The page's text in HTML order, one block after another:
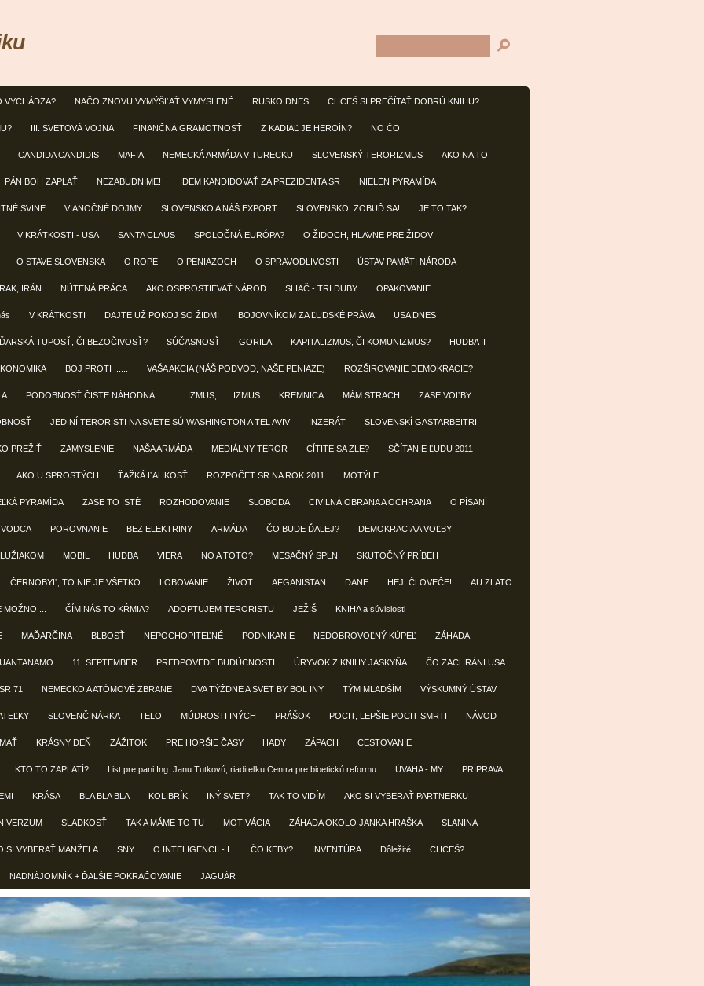
VYCHÁDZA? NAČO ZNOVU VYMÝŠĽAŤ VYMYSLENÉ RUSKO DNES CHCEŠ SI PREČÍTAŤ DOBRÚ KNIHU?
III. SVETOVÁ VOJNA FINANČNÁ GRAMOTNOSŤ Z KADIAĽ JE HEROÍN? NO ČO
CANDIDA CANDIDIS MAFIA NEMECKÁ ARMÁDA V TURECKU SLOVENSKÝ TERORIZMUS AKO NA TO
PÁN BOH ZAPLAŤ NEZABUDNIME! IDEM KANDIDOVAŤ ZA PREZIDENTA SR NIELEN PYRAMÍDA
SVINE VIANOČNÉ DOJMY SLOVENSKO A NÁŠ EXPORT SLOVENSKO, ZOBUĎ SA! JE TO TAK?
V KRÁTKOSTI - USA SANTA CLAUS SPOLOČNÁ EURÓPA? O ŽIDOCH, HLAVNE PRE ŽIDOV
O STAVE SLOVENSKA O ROPE O PENIAZOCH O SPRAVODLIVOSTI ÚSTAV PAMÄTI NÁRODA
IRÁN NÚTENÁ PRÁCA AKO OSPROSTIEVAŤ NÁROD SLIAČ - TRI DUBY OPAKOVANIE
V KRÁTKOSTI DAJTE UŽ POKOJ SO ŽIDMI BOJOVNÍKOM ZA ĽUDSKÉ PRÁVA USA DNES
TUPOSŤ, ČI BEZOČIVOSŤ? SÚČASNOSŤ GORILA KAPITALIZMUS, ČI KOMUNIZMUS? HUDBA II
BOJ PROTI ...... VAŠA AKCIA (NÁŠ PODVOD, NAŠE PENIAZE) ROZŠIROVANIE DEMOKRACIE?
PODOBNOSŤ ČISTE NÁHODNÁ ......IZMUS, ......IZMUS KREMNICA MÁM STRACH ZASE VOĽBY
JEDINÍ TERORISTI NA SVETE SÚ WASHINGTON A TEL AVIV INZERÁT SLOVENSKÍ GASTARBEITRI
PREŽIŤ ZAMYSLENIE NAŠA ARMÁDA MEDIÁLNY TEROR CÍTITE SA ZLE? SČÍTANIE ĽUDU 2011
AKO U SPROSTÝCH ŤAŽKÁ ĽAHKOSŤ ROZPOČET SR NA ROK 2011 MOTÝLE
PYRAMÍDA ZASE TO ISTÉ ROZHODOVANIE SLOBODA CIVILNÁ OBRANA A OCHRANA O PÍSANÍ
POROVNANIE BEZ ELEKTRINY ARMÁDA ČO BUDE ĎALEJ? DEMOKRACIA A VOĽBY
MOBIL HUDBA VIERA NO A TOTO? MESAČNÝ SPLN SKUTOČNÝ PRÍBEH
ČERNOBYĽ, TO NIE JE VŠETKO LOBOVANIE ŽIVOT AFGANISTAN DANE HEJ, ČLOVEČE! AU ZLATO
MOŽNO ... ČÍM NÁS TO KŔMIA? ADOPTUJEM TERORISTU JEŽIŠ KNIHA a súvislosti
MAĎARČINA BLBOSŤ NEPOCHOPITEĽNÉ PODNIKANIE NEDOBROVOĽNÝ KÚPEĽ ZÁHADA
11. SEPTEMBER PREDPOVEDE BUDÚCNOSTI ÚRYVOK Z KNIHY JASKYŇA ČO ZACHRÁNI USA
SR 71 NEMECKO A ATÓMOVÉ ZBRANE DVA TÝŽDNE A SVET BY BOL INÝ TÝM MLADŠÍM VÝSKUMNÝ ÚSTAV
SLOVENČINÁRKA TELO MÚDROSTI INÝCH PRÁŠOK POCIT, LEPŠIE POCIT SMRTI NÁVOD
KRÁSNY DEŇ ZÁŽITOK PRE HORŠIE ČASY HADY ZÁPACH CESTOVANIE
KTO TO ZAPLATÍ? List pre pani Ing. Janu Tutkovú, riaditeľku Centra pre bioetickú reformu ÚVAHA - MY PRÍPRAVA
KRÁSA BLA BLA BLA KOLIBRÍK INÝ SVET? TAK TO VIDÍM AKO SI VYBERAŤ PARTNERKU
SLADKOSŤ TAK A MÁME TO TU MOTIVÁCIA ZÁHADA OKOLO JANKA HRAŠKA SLANINA
SI VYBERAŤ MANŽELA SNY O INTELIGENCII - I. ČO KEBY? INVENTÚRA Dôležité CHCEŠ?
NADNÁJOMNÍK + ĎALŠIE POKRAČOVANIE JAGUÁR